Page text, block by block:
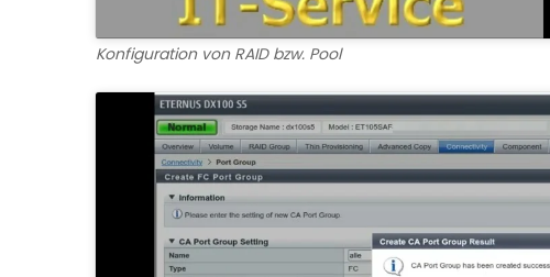
Konfiguration von RAID bzw. Pool